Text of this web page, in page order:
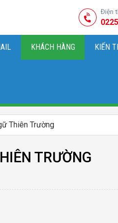
Điện
KHÁCH HÀNG KIẾN
Thiên Trường
TRƯỜNG